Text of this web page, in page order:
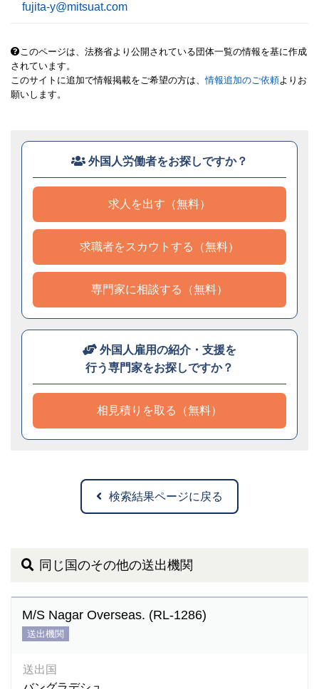
fujita-y@mitsuat.com
このページは、法務省より公開されている団体一覧の情報を基に作成
されています。
このサイトに追加で情報掲載をご希望の方は、情報追加のご依頼よりお
願いします。
外国人労働者をお探しですか？
求人を出す（無料）
求職者をスカウトする（無料）
専門家に相談する（無料）
外国人雇用の紹介・支援を
行う専門家をお探しですか？
相見積りを取る（無料）
検索結果ページに戻る
同じ国のその他の送出機関
M/S Nagar Overseas. (RL-1286)
送出機関
送出国